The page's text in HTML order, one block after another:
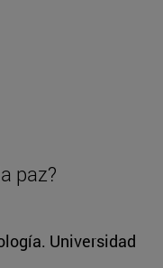
paz?
Universidad